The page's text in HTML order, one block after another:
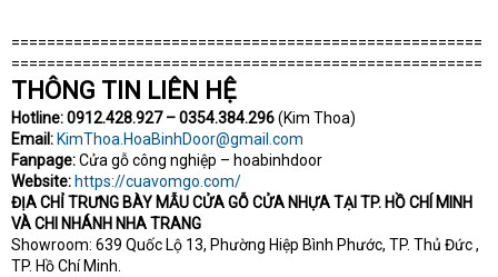
=====================================================
=====================================================
THÔNG TIN LIÊN HỆ
Hotline: 0912.428.927 – 0354.384.296(Kim Thoa)
Email: KimThoa.HoaBinhDoor@gmail.com
Fanpage:Cửa gỗ công nghiệp – hoabinhdoor
Website: https://cuavomgo.com/
ĐỊA CHỈ TRƯNG BÀY MẪU CỬA GỖ CỬA NHỰA TẠI TP. HỒ CHÍ MINH
VÀ CHI NHÁNH NHA TRANG
Showroom: 639 Quốc Lộ 13, Phường Hiệp Bình Phước, TP. Thủ Đức ,
TP. Hồ Chí Minh.